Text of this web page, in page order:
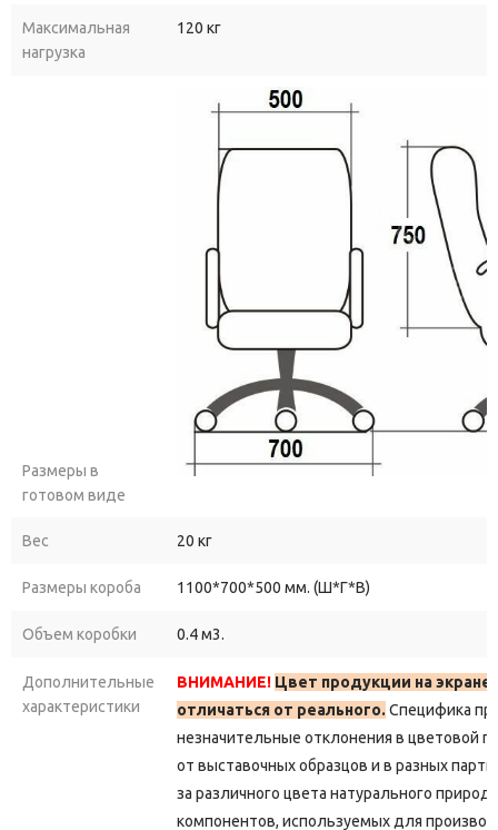
Максимальная
нагрузка
120 кг
Размеры в
готовом виде
Вес 20 кг
Размеры короба 1100*700*500 мм. (Ш*Г*В)
Объем коробки 0.4 м3.
Дополнительные
характеристики
ВНИМАНИЕ! Цвет продукции на
отличаться от реального. Специфика
незначительные отклонения в цветовой
от выставочных образцов и в разных
за различного цвета натурального
компонентов, используемых для